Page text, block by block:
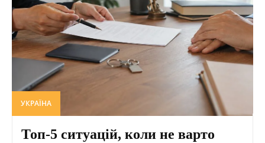
УКРАЇНА
Топ-5 ситуацій, коли не варто